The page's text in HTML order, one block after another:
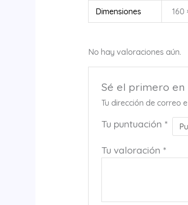
Dimensiones 160
No hay valoraciones aún.
Sé el primero
Tu dirección de correo
Tu puntuación *
Tu valoración *